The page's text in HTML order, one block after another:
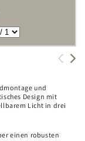
und
Design mit
Licht in drei
einen robusten